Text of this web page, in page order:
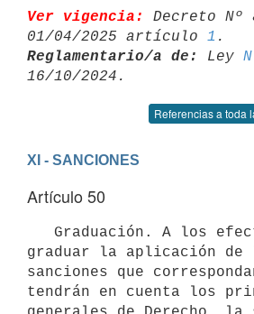
Ver vigencia:
Decreto Nº
01/04/2025 artículo 1
Reglamentario/a de:
Ley
Referencias a toda
XI - SANCIONES
Artículo 50
graduar la aplicación de
sanciones que
tendrán en cuenta los